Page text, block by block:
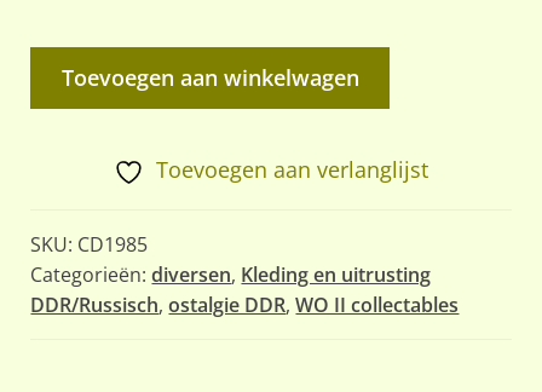
Toevoegen aan winkelwagen
Toevoegen aan verlanglijst
SKU: CD1985
Categorieën:diversen, Kleding en uitrusting
DDR/Russisch,ostalgie DDR,WO II collectables